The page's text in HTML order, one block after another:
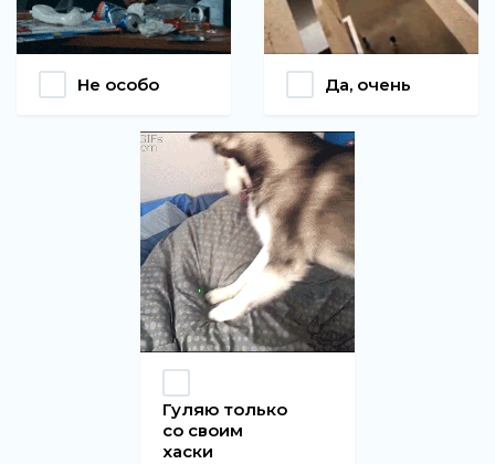
Не особо Да, очень
Гуляю только
со своим
хаски